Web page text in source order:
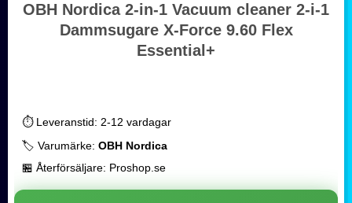
OBH Nordica 2-in-1 Vacuum cleaner 2-i-1
Dammsugare X-Force 9.60 Flex
Essential+
⏱️ Leveranstid: 2-12 vardagar
🏷️ Varumärke: OBH Nordica
🏪 Återförsäljare: Proshop.se